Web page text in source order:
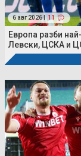
6 авг 2026 | 11
Европа разби
Левски, ЦСКА и